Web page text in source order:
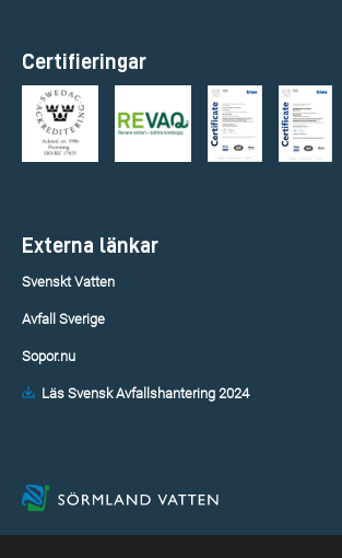
Certifieringar
Externa länkar
Svenskt Vatten
Avfall Sverige
Sopor.nu
Läs Svensk Avfallshantering 2024